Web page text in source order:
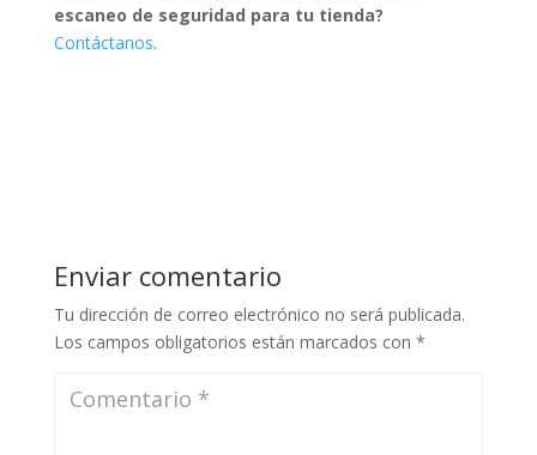
escaneo de seguridad para tu tienda?
Contáctanos.
Enviar comentario
Tu dirección de correo electrónico no será publicada.
Los campos obligatorios están marcados con *